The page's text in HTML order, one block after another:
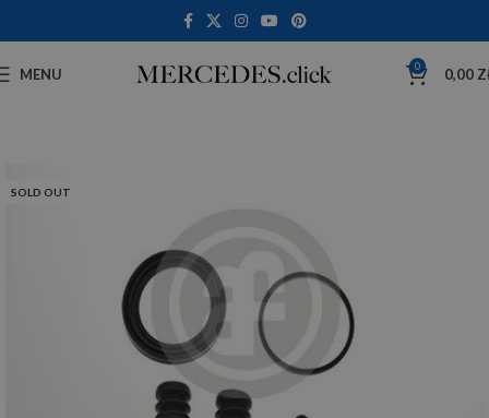
MENU 0 0,00
SOLD OUT